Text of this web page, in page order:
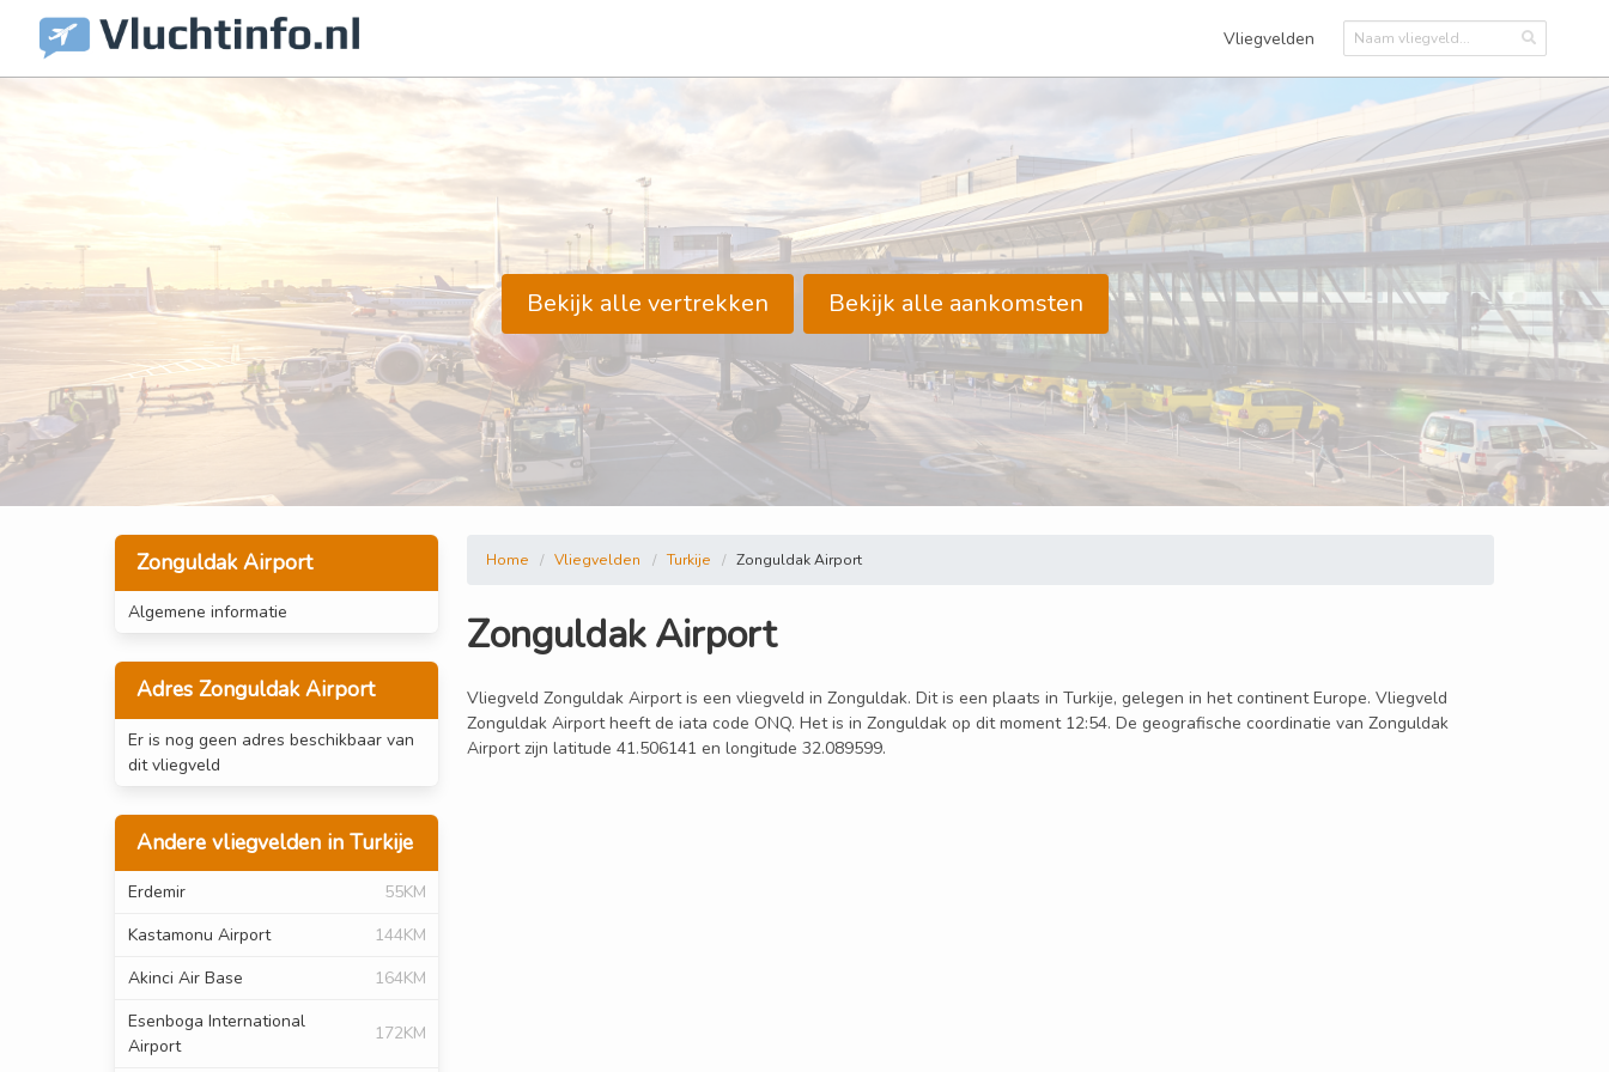
Vliegvelden
Bekijk alle vertrekken Bekijk alle aankomsten
Zonguldak Airport
Algemene informatie
Adres Zonguldak Airport
Er is nog geen adres beschikbaar van
dit vliegveld
Andere vliegvelden in Turkije
Erdemir
55KM
Kastamonu Airport
144KM
Akinci Air Base
164KM
Esenboga International
Airport
172KM
Home Vliegvelden Turkije Zonguldak Airport
Zonguldak Airport
Vliegveld Zonguldak Airport is een vliegveld in Zonguldak. Dit is een plaats in Turkije, gelegen in het continent Europe. Vliegveld
Zonguldak Airport heeft de iata code ONQ. Het is in Zonguldak op dit moment 12:54. De geografische coordinatie van Zonguldak
Airport zijn latitude 41.506141 en longitude 32.089599.